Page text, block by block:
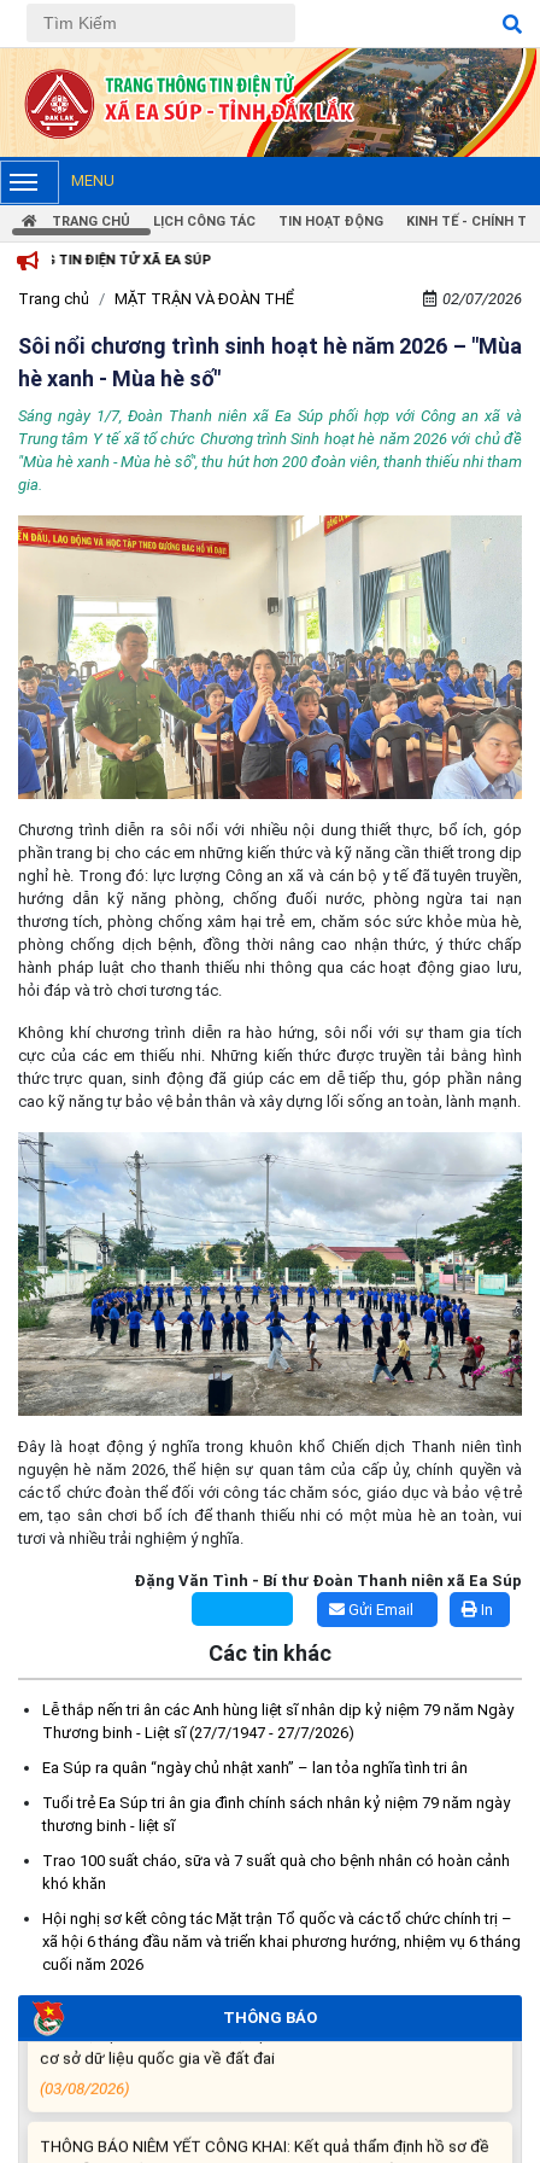
MENU
TRANG CHỦ LỊCH CÔNG TÁC TIN HOẠT ĐỘNG KINH TẾ - CHÍNH TRỊ
TỬ XÃ EA SÚP
Trang chủ MẶT TRẬN VÀ ĐOÀN THỂ 02/07/2026
Sôi nổi chương trình sinh hoạt hè năm 2026 – "Mùa
hè xanh - Mùa hè số"
Sáng ngày 1/7, Đoàn Thanh niên xã Ea Súp phối hợp với Công an xã và
Trung tâm Y tế xã tổ chức Chương trình Sinh hoạt hè năm 2026 với chủ đề
"Mùa hè xanh - Mùa hè số", thu hút hơn 200 đoàn viên, thanh thiếu nhi tham
gia.
Chương trình diễn ra sôi nổi với nhiều nội dung thiết thực, bổ ích, góp
phần trang bị cho các em những kiến thức và kỹ năng cần thiết trong dịp
nghỉ hè. Trong đó: lực lượng Công an xã và cán bộ y tế đã tuyên truyền,
hướng dẫn kỹ năng phòng, chống đuối nước, phòng ngừa tai nạn
thương tích, phòng chống xâm hại trẻ em, chăm sóc sức khỏe mùa hè,
phòng chống dịch bệnh, đồng thời nâng cao nhận thức, ý thức chấp
hành pháp luật cho thanh thiếu nhi thông qua các hoạt động giao lưu,
hỏi đáp và trò chơi tương tác.
Không khí chương trình diễn ra hào hứng, sôi nổi với sự tham gia tích
cực của các em thiếu nhi. Những kiến thức được truyền tải bằng hình
thức trực quan, sinh động đã giúp các em dễ tiếp thu, góp phần nâng
cao kỹ năng tự bảo vệ bản thân và xây dựng lối sống an toàn, lành mạnh.
Đây là hoạt động ý nghĩa trong khuôn khổ Chiến dịch Thanh niên tình
nguyện hè năm 2026, thể hiện sự quan tâm của cấp ủy, chính quyền và
các tổ chức đoàn thể đối với công tác chăm sóc, giáo dục và bảo vệ trẻ
em, tạo sân chơi bổ ích để thanh thiếu nhi có một mùa hè an toàn, vui
tươi và nhiều trải nghiệm ý nghĩa.
Đặng Văn Tình - Bí thư Đoàn Thanh niên xã Ea Súp
In
Gửi Email
Các tin khác
Lễ thắp nến tri ân các Anh hùng liệt sĩ nhân dịp kỷ niệm 79 năm Ngày
Thương binh - Liệt sĩ (27/7/1947 - 27/7/2026)
Ea Súp ra quân “ngày chủ nhật xanh” – lan tỏa nghĩa tình tri ân
Tuổi trẻ Ea Súp tri ân gia đình chính sách nhân kỷ niệm 79 năm ngày
thương binh - liệt sĩ
Trao 100 suất cháo, sữa và 7 suất quà cho bệnh nhân có hoàn cảnh
khó khăn
Hội nghị sơ kết công tác Mặt trận Tổ quốc và các tổ chức chính trị –
xã hội 6 tháng đầu năm và triển khai phương hướng, nhiệm vụ 6 tháng
cuối năm 2026
THÔNG BÁO
Kế hoạch Tổ chức lấy mẫu hài cốt liệt sĩ đối với các mộ chưa
Ea Súp để giám định AND
(06/08/2026)
Thông báo nghiêm cấm sử dụng đất với khu vực Quy hoạch
cấp đất sản xuất cho các hộ nghèo, cận nghèo thiếu đất sản
xuất trên địa bàn xã.
(06/08/2026)
THÔNG BÁO: Cảnh báo thủ đoạn lừa đảo thông qua công tác
đo đạc, lập bản đồ địa chính, lập hồ sơ địa chính và hoàn thành
cơ sở dữ liệu quốc gia về đất đai
(03/08/2026)
THÔNG BÁO NIÊM YẾT CÔNG KHAI: Kết quả thẩm định hồ sơ đề
nghị hỗ trợ khắc phục thiệt hại do thiên tai bão số 13 năm 2025